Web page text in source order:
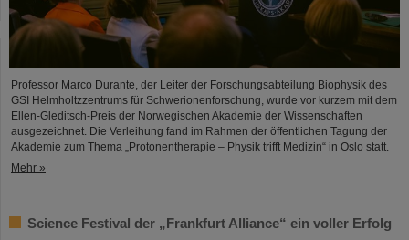
Professor Marco Durante, der Leiter der Forschungsabteilung Biophysik des
GSI Helmholtzzentrums für Schwerionenforschung, wurde vor kurzem mit dem
Ellen-Gleditsch-Preis der Norwegischen Akademie der Wissenschaften
ausgezeichnet. Die Verleihung fand im Rahmen der öffentlichen Tagung der
Akademie zum Thema „Protonentherapie – Physik trifft Medizin“ in Oslo statt.
Mehr »
Science Festival der „Frankfurt Alliance“ ein voller Erfolg